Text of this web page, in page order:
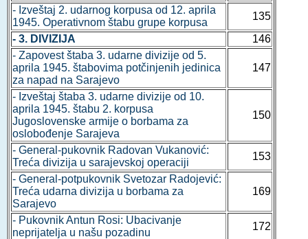
- Izveštaj 2. udarnog korpusa od 12. aprila
1945. Operativnom štabu grupe korpusa
135
- 3. DIVIZIJA
146
- Zapovest štaba 3. udarne divizije od 5.
aprila 1945. štabovima potčinjenih jedinica
za napad na Sarajevo
147
- Izveštaj štaba 3. udarne divizije od 10.
aprila 1945. štabu 2. korpusa
Jugoslovenske armije o borbama za
oslobođenje Sarajeva
150
- General-pukovnik Radovan Vukanović:
Treća divizija u sarajevskoj operaciji
153
- General-potpukovnik Svetozar Radojević:
Treća udarna divizija u borbama za
Sarajevo
169
- Pukovnik Antun Rosi: Ubacivanje
neprijatelja u našu pozadinu
172